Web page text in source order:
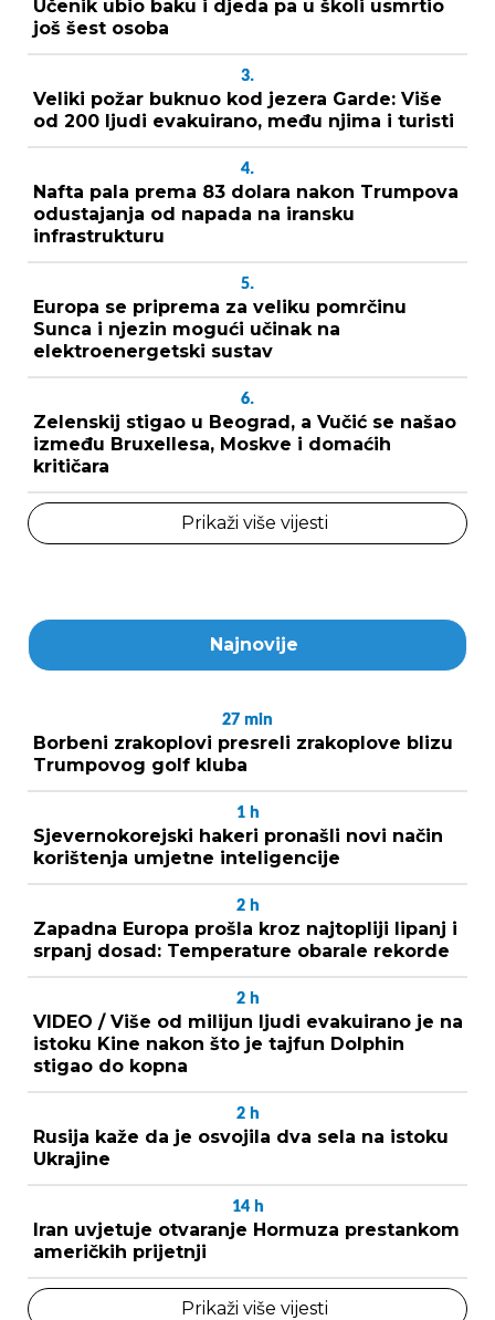
Učenik ubio baku i djeda pa u školi usmrtio
još šest osoba
3.
Veliki požar buknuo kod jezera Garde: Više
od 200 ljudi evakuirano, među njima i turisti
4.
Nafta pala prema 83 dolara nakon Trumpova
odustajanja od napada na iransku
infrastrukturu
5.
Europa se priprema za veliku pomrčinu
Sunca i njezin mogući učinak na
elektroenergetski sustav
6.
Zelenskij stigao u Beograd, a Vučić se našao
između Bruxellesa, Moskve i domaćih
kritičara
Prikaži više vijesti
Najnovije
27 min
Borbeni zrakoplovi presreli zrakoplove blizu
Trumpovog golf kluba
1 h
Sjevernokorejski hakeri pronašli novi način
korištenja umjetne inteligencije
2 h
Zapadna Europa prošla kroz najtopliji lipanj i
srpanj dosad: Temperature obarale rekorde
2 h
VIDEO / Više od milijun ljudi evakuirano je na
istoku Kine nakon što je tajfun Dolphin
stigao do kopna
2 h
Rusija kaže da je osvojila dva sela na istoku
Ukrajine
14 h
Iran uvjetuje otvaranje Hormuza prestankom
američkih prijetnji
Prikaži više vijesti